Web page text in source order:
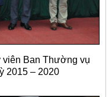
Ban Thường vụ
2015 – 2020